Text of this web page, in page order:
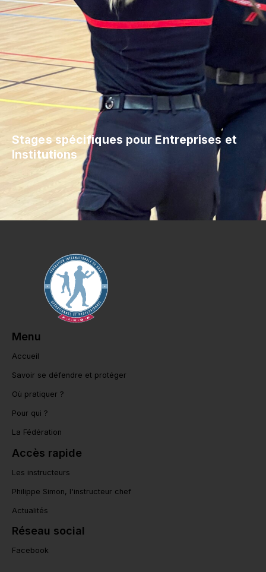
Stages spécifiques pour Entreprises et
Institutions
Menu
Accueil
Savoir se défendre et protéger
Où pratiquer ?
Pour qui ?
La Fédération
Accès rapide
Les instructeurs
Philippe Simon, l'instructeur chef
Actualités
Réseau social
Facebook